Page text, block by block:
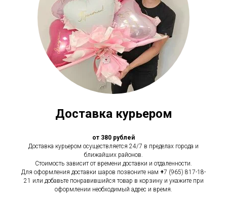
Доставка курьером
от 380 рублей
Доставка курьером осуществляется 24/7 в пределах города и
ближайших районов.
Стоимость зависит от времени доставки и отдаленности.
Для оформления доставки шаров позвоните нам +7 (965) 817-18-
21 или добавьте понравившийся товар в корзину и укажите при
оформлении необходимый адрес и время.